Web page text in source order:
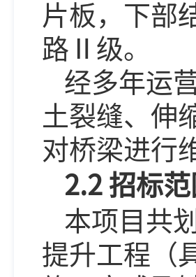
片板，下部
路Ⅱ级。
经多年运
土裂缝、伸
对桥梁进行
2.2 招标
本项目共
提升工程（